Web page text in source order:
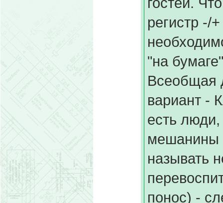
регистр -/
"на
Всеобщая
вариант -
есть
мешанины
называть
понос) -